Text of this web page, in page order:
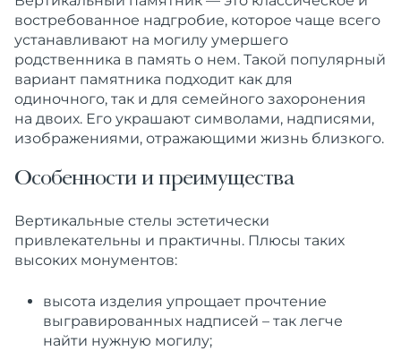
востребованное надгробие, которое чаще всего
устанавливают на могилу умершего
родственника в память о нем. Такой популярный
вариант памятника подходит как для
одиночного, так и для семейного захоронения
на двоих. Его украшают символами, надписями,
изображениями, отражающими жизнь близкого.
Особенности и преимущества
Вертикальные стелы эстетически
привлекательны и практичны. Плюсы таких
высоких монументов:
высота изделия упрощает прочтение
выгравированных надписей – так легче
найти нужную могилу;